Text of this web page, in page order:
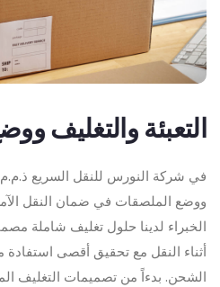
التعبئة والتغليف
في شركة النورس للنقل السريع ذ.م.م،
ووضع الملصقات في ضمان النقل
الخبراء لدينا حلول تغليف شاملة
أثناء النقل مع تحقيق أقصى
الشحن. بدءاً من تصميمات التغليف